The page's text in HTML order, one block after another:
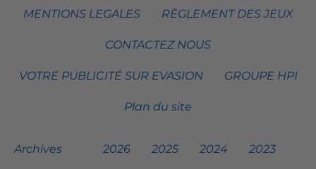
MENTIONS LEGALES RÈGLEMENT DES JEUX
CONTACTEZ NOUS
VOTRE PUBLICITÉ SUR EVASION GROUPE HPI
Plan du site
Archives 2026 2025 2024 2023